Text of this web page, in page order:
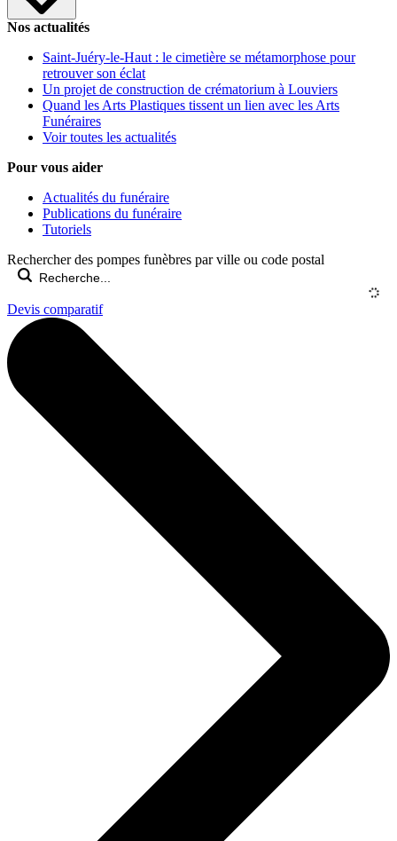
Nos actualités
Saint-Juéry-le-Haut : le cimetière se métamorphose pour
retrouver son éclat
Un projet de construction de crématorium à Louviers
Quand les Arts Plastiques tissent un lien avec les Arts
Funéraires
Voir toutes les actualités
Pour vous aider
Actualités du funéraire
Publications du funéraire
Tutoriels
Rechercher des pompes funèbres par ville ou code postal
Devis comparatif